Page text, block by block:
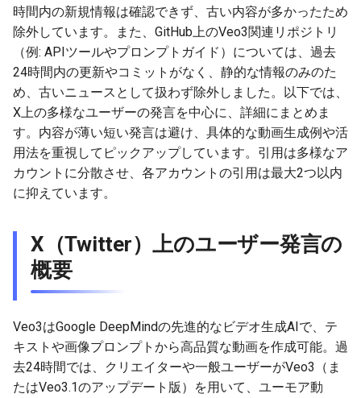
r
c
h
2026-07-07
2026-07-06
2026-07-05
2026-07-04
2026-06-29
2026-06-28
2025-12-21
2025-12-20
2025-12-19
2025-12-18
2025-12-13
2025-12-12
2026-07-07
2026-07-06
2026-07-05
2026-07-04
2026-06-29
2026-06-28
2025-12-21
2025-12-20
2025-12-19
2025-12-18
2025-12-13
2025-12-12
2026-04-26
2026-04-19
2026-04-15
2026-05-03
2026-04-26
2026-04-19
2026-04-12
2026-03-08
2026-03-01
2025-10-26
2025-10-19
2025-10-12
2025-10-05
2025-09-19
2026-05-03
2026-04-26
2026-04-19
2026-04-12
2026-03-08
2026-03-01
2026-05-03
2026-04-26
2026-04-19
2026-04-12
2026-03-08
2026-03-01
2025-10-19
2025-10-12
2025-10-05
2025-10-04
2026-07-07
2026-07-05
2026-07-04
2026-07-03
2026-06-28
2026-06-26
2025-12-21
2025-12-20
2025-12-19
2025-12-18
2025-12-13
2025-12-12
2026-05-03
2026-04-26
2026-04-19
2026-04-12
2026-03-08
2026-03-01
2025-10-19
2025-10-12
2025-10-05
2025-10-02
2026-04-19
2026-04-12
2026-04-07
2026-04-05
2026-03-01
2026-02-22
2026-07-06
2026-07-05
2026-07-04
2026-07-03
2026-07-02
2026-06-30
2026-06-28
2026-06-26
2026-06-25
2026-05-03
2026-04-26
2026-04-19
2026-04-12
2026-03-08
2026-03-01
2026-07-06
2026-07-05
2026-07-04
2026-07-03
2026-06-28
2026-06-27
2026-05-18
2026-07-05
2026-07-04
2026-07-02
2026-07-01
2026-06-24
2026-06-23
2026-05-03
2026-04-26
2026-04-19
2026-04-12
時間内の新規情報は確認できず、古い内容が多かったため
除外しています。また、GitHub上のVeo3関連リポジトリ
（例: APIツールやプロンプトガイド）については、過去
24時間内の更新やコミットがなく、静的な情報のみのた
め、古いニュースとして扱わず除外しました。以下では、
X上の多様なユーザーの発言を中心に、詳細にまとめま
す。内容が薄い短い発言は避け、具体的な動画生成例や活
用法を重視してピックアップしています。引用は多様なア
カウントに分散させ、各アカウントの引用は最大2つ以内
に抑えています。
X（Twitter）上のユーザー発言の
概要
Veo3はGoogle DeepMindの先進的なビデオ生成AIで、テ
キストや画像プロンプトから高品質な動画を作成可能。過
去24時間では、クリエイターや一般ユーザーがVeo3（ま
たはVeo3.1のアップデート版）を用いて、ユーモア動